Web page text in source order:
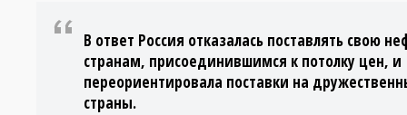
В ответ Россия отказалась поставлять свою
странам, присоединившимся к потолку цен, и
переориентировала поставки на
страны.